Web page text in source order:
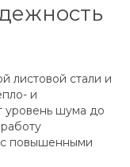
листовой стали и
и
уровень шума до
повышенными